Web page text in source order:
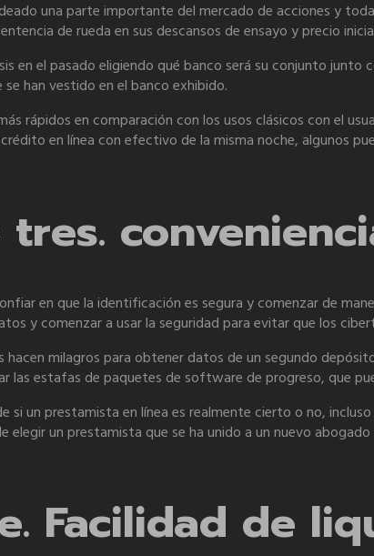
una parte importante del mercado de acciones y
de rueda en sus descansos de ensayo y precio
en el pasado eligiendo qué banco será su conjunto
han vestido en el banco exhibido.
rápidos en comparación con los usos clásicos con el
en línea con efectivo de la misma noche, algunos
en que la identificación es segura y comenzar de
y comenzar a usar la seguridad para evitar que los
milagros para obtener datos de un segundo
las estafas de paquetes de software de progreso, que
un prestamista en línea es realmente cierto o no,
elegir un prestamista que se ha unido a un nuevo
Facilidad de